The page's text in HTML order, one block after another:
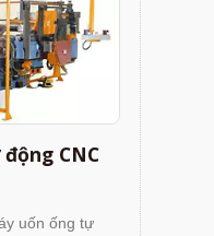
CNC
uốn ống tự